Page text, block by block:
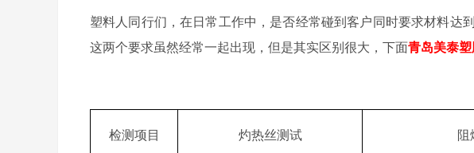
塑料人同行们，在日常工作中，是否经常碰到客户同时要求材料达
这两个要求虽然经常一起出现，但是其实区别很大，下面青岛美泰
检测项目 灼热丝测试 阻